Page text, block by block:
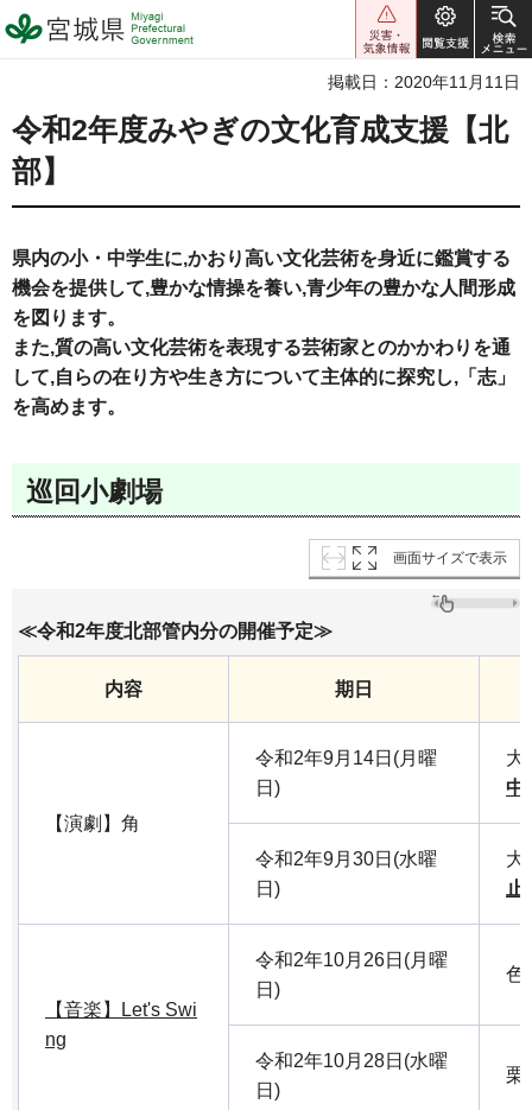
宮城県 Miyagi Prefectural
Government
掲載日：2020年11月11日
令和2年度みやぎの文化育成支援【北
部】
県内の小・中学生に,かおり高い文化芸術を身近に鑑賞する
機会を提供して,豊かな情操を養い,青少年の豊かな人間形成
を図ります。
また,質の高い文化芸術を表現する芸術家とのかかわりを通
して,自らの在り方や生き方について主体的に探究し,「志」
を高めます。
巡回小劇場
画面サイズで表示
≪令和2年度北部管内分の開催予定≫
内容 期日
【演劇】角
令和2年9月14日(月曜
日)
大
中
令和2年9月30日(水曜
日)
大
止
【音楽】Let's Swi
ng
令和2年10月26日(月曜
日)
色
令和2年10月28日(水曜
日)
栗